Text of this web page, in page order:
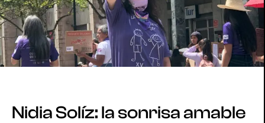
Nidia Solíz: la sonrisa amable